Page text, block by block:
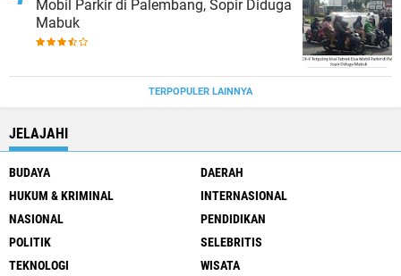
Mobil Parkir di Palembang, Sopir Diduga
Mabuk
TERPOPULER LAINNYA
JELAJAHI
BUDAYA
DAERAH
HUKUM & KRIMINAL
INTERNASIONAL
NASIONAL
PENDIDIKAN
POLITIK
SELEBRITIS
TEKNOLOGI
WISATA